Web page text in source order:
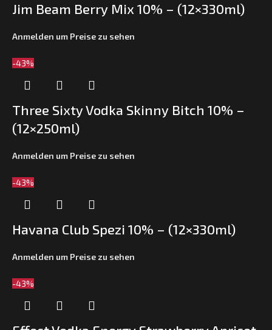
Jim Beam Berry Mix 10% – (12×330ml)
Anmelden um Preise zu sehen
-43%
Three Sixty Vodka Skinny Bitch 10% –
(12×250ml)
Anmelden um Preise zu sehen
-43%
Havana Club Spezi 10% – (12×330ml)
Anmelden um Preise zu sehen
-43%